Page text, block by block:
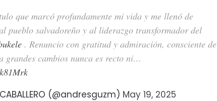
que marcó profundamente mi vida y me llenó de
pueblo salvadoreño y al liderazgo transformador del
. Renuncio con gratitud y admiración, consciente de
grandes cambios nunca es recto ni…
(@andresguzm) May 19, 2025